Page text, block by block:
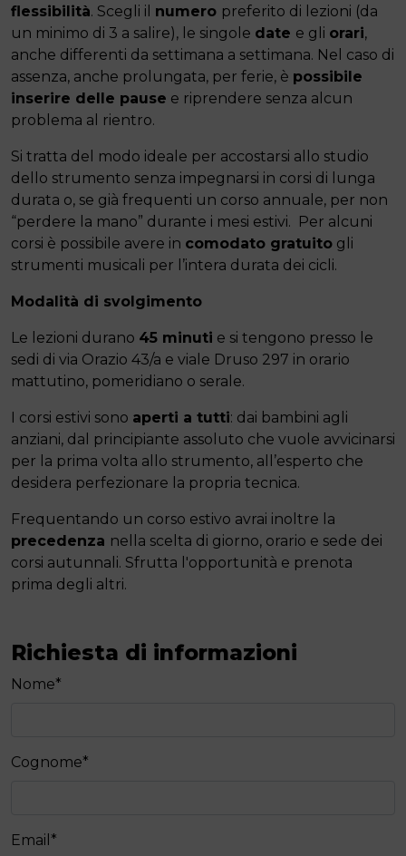
flessibilità. Scegli il numero preferito di lezioni (da
un minimo di 3 a salire), le singole date e gli orari,
anche differenti da settimana a settimana. Nel caso di
assenza, anche prolungata, per ferie, è possibile
inserire delle pause e riprendere senza alcun
problema al rientro.
Si tratta del modo ideale per accostarsi allo studio
dello strumento senza impegnarsi in corsi di lunga
durata o, se già frequenti un corso annuale, per non
“perdere la mano” durante i mesi estivi. Per alcuni
corsi è possibile avere in comodato gratuito gli
strumenti musicali per l’intera durata dei cicli.
Modalità di svolgimento
Le lezioni durano 45 minuti e si tengono presso le
sedi di via Orazio 43/a e viale Druso 297 in orario
mattutino, pomeridiano o serale.
I corsi estivi sono aperti a tutti: dai bambini agli
anziani, dal principiante assoluto che vuole avvicinarsi
per la prima volta allo strumento, all’esperto che
desidera perfezionare la propria tecnica.
Frequentando un corso estivo avrai inoltre la
precedenza nella scelta di giorno, orario e sede dei
corsi autunnali. Sfrutta l'opportunità e prenota
prima degli altri.
Richiesta di informazioni
Nome*
Cognome*
Email *